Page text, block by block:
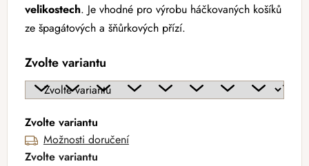
velikostech. Je vhodné pro výrobu háčkovaných košíků
ze špagátových a šňůrkových přízí.
Zvolte variantu
Zvolte variantu
Možnosti doručení
Zvolte variantu